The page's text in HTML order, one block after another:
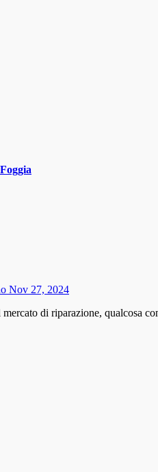
Nov 27, 2024
mercato di riparazione, qualcosa